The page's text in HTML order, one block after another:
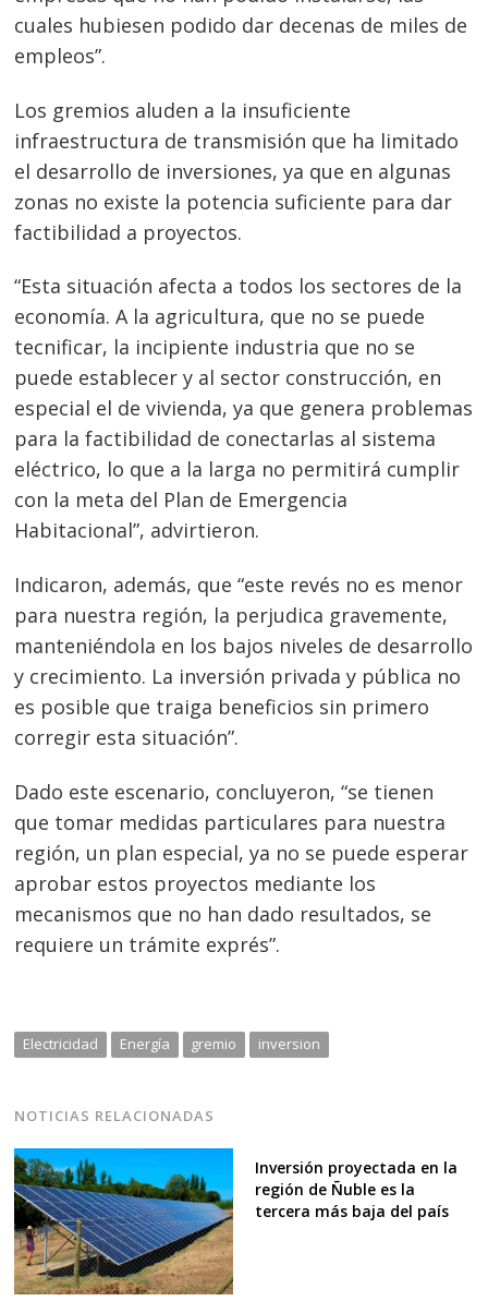
cuales hubiesen podido dar decenas de miles de
empleos”.
Los gremios aluden a la insuficiente
infraestructura de transmisión que ha limitado
el desarrollo de inversiones, ya que en algunas
zonas no existe la potencia suficiente para dar
factibilidad a proyectos.
“Esta situación afecta a todos los sectores de la
economía. A la agricultura, que no se puede
tecnificar, la incipiente industria que no se
puede establecer y al sector construcción, en
especial el de vivienda, ya que genera problemas
para la factibilidad de conectarlas al sistema
eléctrico, lo que a la larga no permitirá cumplir
con la meta del Plan de Emergencia
Habitacional”, advirtieron.
Indicaron, además, que “este revés no es menor
para nuestra región, la perjudica gravemente,
manteniéndola en los bajos niveles de desarrollo
y crecimiento. La inversión privada y pública no
es posible que traiga beneficios sin primero
corregir esta situación”.
Dado este escenario, concluyeron, “se tienen
que tomar medidas particulares para nuestra
región, un plan especial, ya no se puede esperar
aprobar estos proyectos mediante los
mecanismos que no han dado resultados, se
requiere un trámite exprés”.
Electricidad Energía gremio inversion
NOTICIAS RELACIONADAS
Inversión proyectada en la
región de Ñuble es la
tercera más baja del país
Navegación
entradas